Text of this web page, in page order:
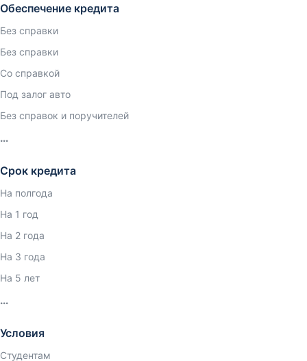
Обеспечение кредита
Без справки
Без справки
Со справкой
Под залог авто
Без справок и поручителей
Срок кредита
На полгода
На 1 год
На 2 года
На 3 года
На 5 лет
Условия
Студентам